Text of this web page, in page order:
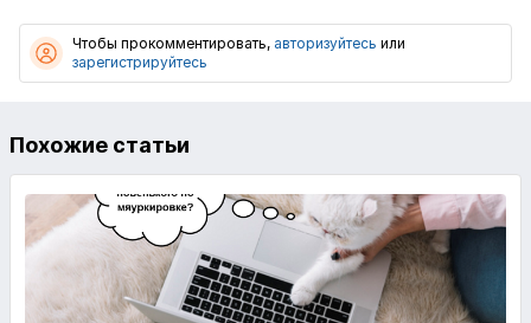
Чтобы прокомментировать, авторизуйтесь или
зарегистрируйтесь
Похожие статьи